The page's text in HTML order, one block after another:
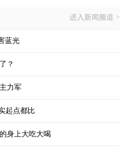
进入新闻频道 >
蓝光
？
力军
起点都比
身上大吃大喝